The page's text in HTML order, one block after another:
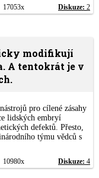
17053x Diskuze: 2
modifikují
A tentokrát je v
pro cílené zásahy
lidských embryí
defektů. Přesto,
týmu vědců s
10980x Diskuze: 4